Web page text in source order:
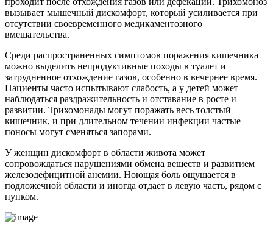
вызывает мышечный дискомфорт, который усиливается при
отсутствии своевременного медикаментозного
вмешательства.
Среди распространенных симптомов поражения кишечника
можно выделить непродуктивные походы в туалет и
затрудненное отхождение газов, особенно в вечернее время.
Пациенты часто испытывают слабость, а у детей может
наблюдаться раздражительность и отставание в росте и
развитии. Трихомонады могут поражать весь толстый
кишечник, и при длительном течении инфекции частые
поносы могут сменяться запорами.
У женщин дискомфорт в области живота может
сопровождаться нарушениями обмена веществ и развитием
железодефицитной анемии. Ноющая боль ощущается в
подложечной области и иногда отдает в левую часть, рядом с
пупком.